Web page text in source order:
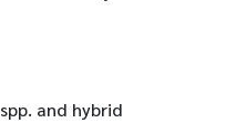
spp. and hybrid